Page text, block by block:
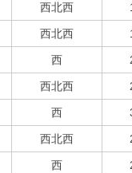
西北西
西北西
西
西北西
西
西北西
西